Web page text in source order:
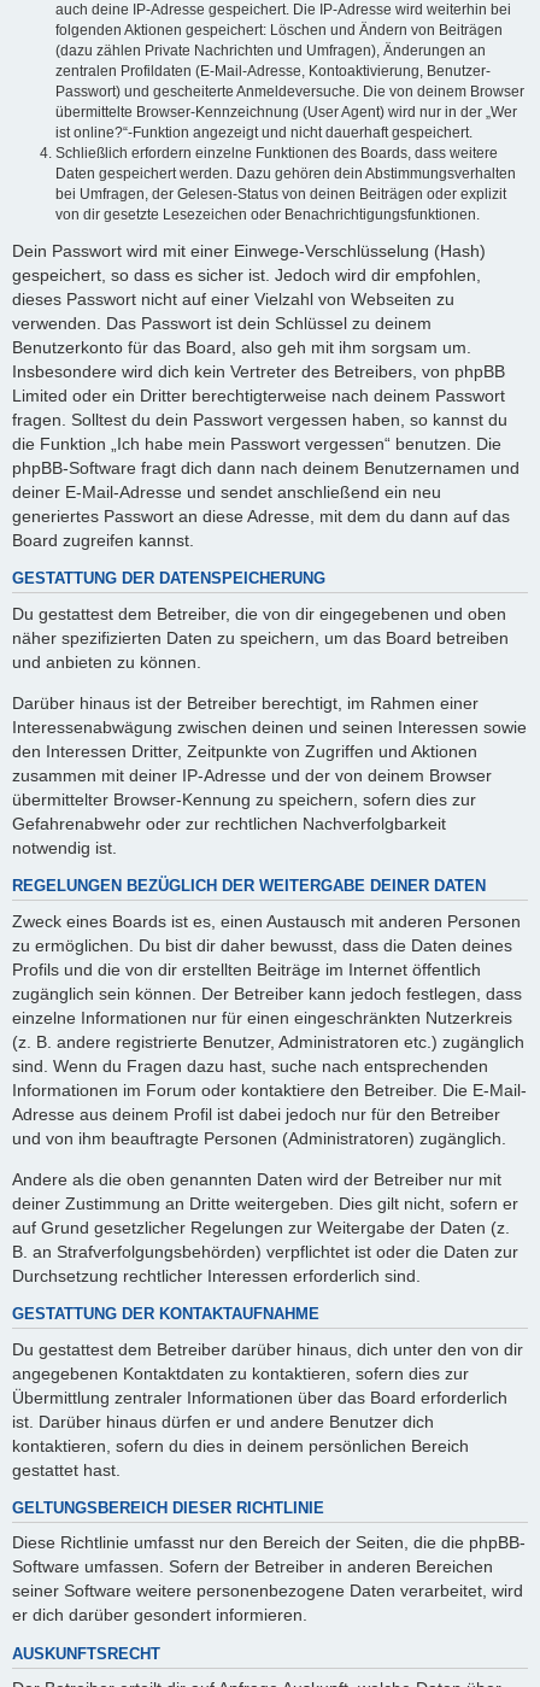
auch deine IP-Adresse gespeichert. Die IP-Adresse wird weiterhin bei
folgenden Aktionen gespeichert: Löschen und Ändern von Beiträgen
(dazu zählen Private Nachrichten und Umfragen), Änderungen an
zentralen Profildaten (E-Mail-Adresse, Kontoaktivierung, Benutzer-
Passwort) und gescheiterte Anmeldeversuche. Die von deinem Browser
übermittelte Browser-Kennzeichnung (User Agent) wird nur in der „Wer
ist online?“-Funktion angezeigt und nicht dauerhaft gespeichert.
Schließlich erfordern einzelne Funktionen des Boards, dass weitere
Daten gespeichert werden. Dazu gehören dein Abstimmungsverhalten
bei Umfragen, der Gelesen-Status von deinen Beiträgen oder explizit
von dir gesetzte Lesezeichen oder Benachrichtigungsfunktionen.
Dein Passwort wird mit einer Einwege-Verschlüsselung (Hash)
gespeichert, so dass es sicher ist. Jedoch wird dir empfohlen,
dieses Passwort nicht auf einer Vielzahl von Webseiten zu
verwenden. Das Passwort ist dein Schlüssel zu deinem
Benutzerkonto für das Board, also geh mit ihm sorgsam um.
Insbesondere wird dich kein Vertreter des Betreibers, von phpBB
Limited oder ein Dritter berechtigterweise nach deinem Passwort
fragen. Solltest du dein Passwort vergessen haben, so kannst du
die Funktion „Ich habe mein Passwort vergessen“ benutzen. Die
phpBB-Software fragt dich dann nach deinem Benutzernamen und
deiner E-Mail-Adresse und sendet anschließend ein neu
generiertes Passwort an diese Adresse, mit dem du dann auf das
Board zugreifen kannst.
GESTATTUNG DER DATENSPEICHERUNG
Du gestattest dem Betreiber, die von dir eingegebenen und oben
näher spezifizierten Daten zu speichern, um das Board betreiben
und anbieten zu können.
Darüber hinaus ist der Betreiber berechtigt, im Rahmen einer
Interessenabwägung zwischen deinen und seinen Interessen sowie
den Interessen Dritter, Zeitpunkte von Zugriffen und Aktionen
zusammen mit deiner IP-Adresse und der von deinem Browser
übermittelter Browser-Kennung zu speichern, sofern dies zur
Gefahrenabwehr oder zur rechtlichen Nachverfolgbarkeit
notwendig ist.
REGELUNGEN BEZÜGLICH DER WEITERGABE DEINER DATEN
Zweck eines Boards ist es, einen Austausch mit anderen Personen
zu ermöglichen. Du bist dir daher bewusst, dass die Daten deines
Profils und die von dir erstellten Beiträge im Internet öffentlich
zugänglich sein können. Der Betreiber kann jedoch festlegen, dass
einzelne Informationen nur für einen eingeschränkten Nutzerkreis
(z. B. andere registrierte Benutzer, Administratoren etc.) zugänglich
sind. Wenn du Fragen dazu hast, suche nach entsprechenden
Informationen im Forum oder kontaktiere den Betreiber. Die E-Mail-
Adresse aus deinem Profil ist dabei jedoch nur für den Betreiber
und von ihm beauftragte Personen (Administratoren) zugänglich.
Andere als die oben genannten Daten wird der Betreiber nur mit
deiner Zustimmung an Dritte weitergeben. Dies gilt nicht, sofern er
auf Grund gesetzlicher Regelungen zur Weitergabe der Daten (z.
B. an Strafverfolgungsbehörden) verpflichtet ist oder die Daten zur
Durchsetzung rechtlicher Interessen erforderlich sind.
GESTATTUNG DER KONTAKTAUFNAHME
Du gestattest dem Betreiber darüber hinaus, dich unter den von dir
angegebenen Kontaktdaten zu kontaktieren, sofern dies zur
Übermittlung zentraler Informationen über das Board erforderlich
ist. Darüber hinaus dürfen er und andere Benutzer dich
kontaktieren, sofern du dies in deinem persönlichen Bereich
gestattet hast.
GELTUNGSBEREICH DIESER RICHTLINIE
Diese Richtlinie umfasst nur den Bereich der Seiten, die die phpBB-
Software umfassen. Sofern der Betreiber in anderen Bereichen
seiner Software weitere personenbezogene Daten verarbeitet, wird
er dich darüber gesondert informieren.
AUSKUNFTSRECHT